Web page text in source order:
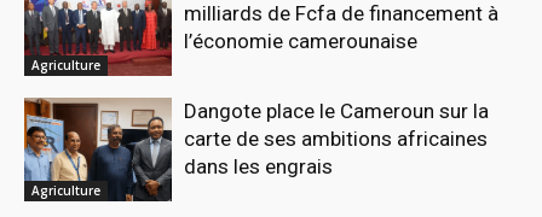
Agriculture
milliards de Fcfa de financement à
l’économie camerounaise
Agriculture
Dangote place le Cameroun sur la
carte de ses ambitions africaines
dans les engrais